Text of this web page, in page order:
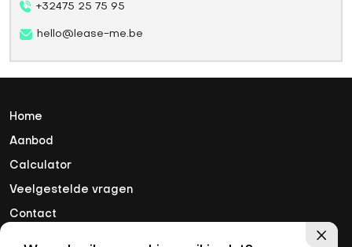
+32475 25 75 95
hello@lease-me.be
Home
Aanbod
Calculator
Veelgestelde vragen
Contact